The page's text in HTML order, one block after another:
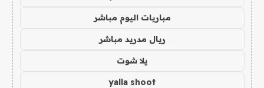
مباريات اليوم مباشر
ريال مدريد مباشر
يلا شوت
yalla shoot